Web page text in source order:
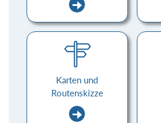
Karten und
Routenskizze